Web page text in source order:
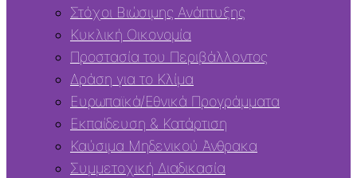
Στόχοι Βιώσιμης Ανάπτυξης
Κυκλική Οικονομία
Προστασία του Περιβάλλοντος
Δράση για το Κλίμα
Ευρωπαϊκά/Εθνικά Προγράμματα
Εκπαίδευση & Κατάρτιση
Καύσιμα Μηδενικού Άνθρακα
Συμμετοχική Διαδικασία